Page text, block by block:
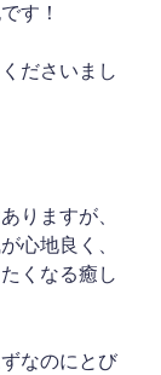
す！
ださいまし
りますが、
心地良く、
くなる癒し
なのにとび